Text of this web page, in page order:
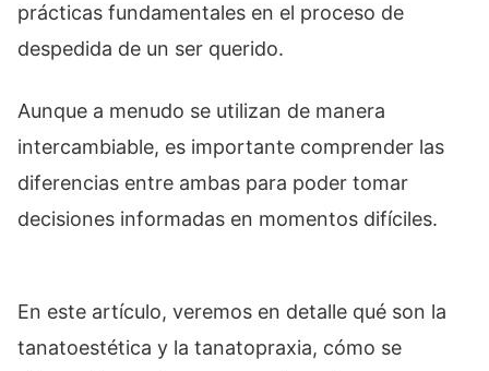
prácticas fundamentales en el proceso de
despedida de un ser querido.
Aunque a menudo se utilizan de manera
intercambiable, es importante comprender las
diferencias entre ambas para poder tomar
decisiones informadas en momentos difíciles.
En este artículo, veremos en detalle qué son la
tanatoestética y la tanatopraxia, cómo se